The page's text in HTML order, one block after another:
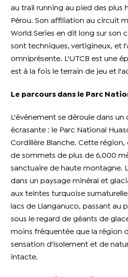
au trail running au pied des plus
Pérou. Son affiliation au circuit
World Series en dit long sur son
sont techniques, vertigineux, et
omniprésente. L'UTCB est une
est à la fois le terrain de jeu et
Le parcours dans le Parc
L'événement se déroule dans
écrasante : le Parc National
Cordillère Blanche. Cette
de sommets de plus de 6,000
sanctuaire de haute montagne.
dans un paysage minéral et
aux teintes turquoise
lacs de Llanganuco, passant au
sous le regard de géants de
moins fréquentée que la région
sensation d'isolement et de
intacte.